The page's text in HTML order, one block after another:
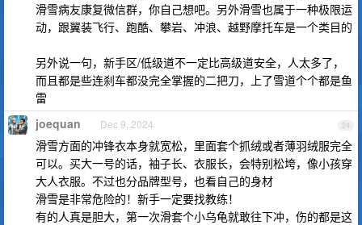
滑雪病友康复微信群，你自己想吧。另外滑雪也属于一种极限运
动，跟翼装飞行、跑酷、攀岩、冲浪、越野摩托车是一个类目的
另外说一句，新手区/低级道不一定比高级道安全，人太多了，
而且都是些连刹车都没完全掌握的二把刀，上了雪道个个都是鱼
雷
24
joequan Dec 9, 2024
滑雪方面的冲锋衣本身就宽松，里面套个抓绒或者薄羽绒服完全
可以。买大一号的话，袖子长、衣服长，会特别松垮，像小孩穿
大人衣服。不过也分品牌型号，也看自己的身材
滑雪是非常危险的！新手一定要找教练！
有的人真是胆大，第一次滑套个小乌龟就敢往下冲，伤的都是这